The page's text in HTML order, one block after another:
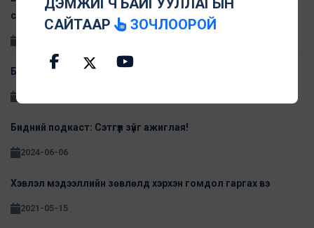
сурвалжлах нь"
Бидний подкаст: Хэвлэл мэдээллийн Ёс зүйг дэмжих нь
Бидний подкаст: Сэтгүүл зүйг ажиглая!
2024-06-06
Хэвлэл мэдээллийн зөвлөлд хэрхэн гомдол гаргах вэ
2021-05-15
САЙТААР
ЗОЧЛООРОЙ